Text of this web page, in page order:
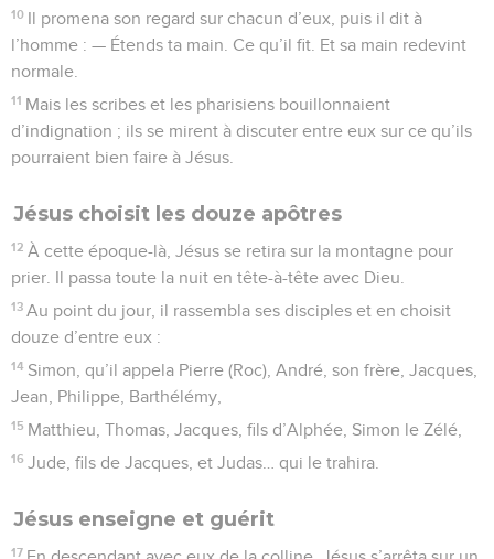
10 Il promena son regard sur chacun d’eux, puis il dit à
l’homme : — Étends ta main. Ce qu’il fit. Et sa main redevint
normale.
11 Mais les scribes et les pharisiens bouillonnaient
d’indignation ; ils se mirent à discuter entre eux sur ce qu’ils
pourraient bien faire à Jésus.
Jésus choisit les douze apôtres
12 À cette époque-là, Jésus se retira sur la montagne pour
prier. Il passa toute la nuit en tête-à-tête avec Dieu.
13 Au point du jour, il rassembla ses disciples et en choisit
douze d’entre eux :
14 Simon, qu’il appela Pierre (Roc), André, son frère, Jacques,
Jean, Philippe, Barthélémy,
15 Matthieu, Thomas, Jacques, fils d’Alphée, Simon le Zélé,
16 Jude, fils de Jacques, et Judas… qui le trahira.
Jésus enseigne et guérit
17